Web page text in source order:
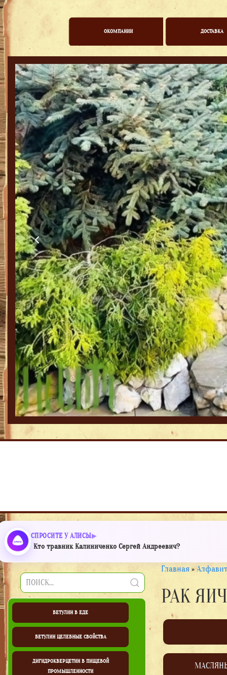
ОКОМПАНИИ ДОСТАВКА
СПРОСИТЕ У АЛИСЫ
Кто травник Калиниченко Сергей Андреевич?
БЕТУЛИН В ЕДЕ
БЕТУЛИН ЦЕЛЕБНЫЕ СВОЙСТВА
ДИГИДРОКВЕРЦЕТИН В ПИЩЕВОЙ
ПРОМЫШЛЕННОСТИ
Главная »
РАК